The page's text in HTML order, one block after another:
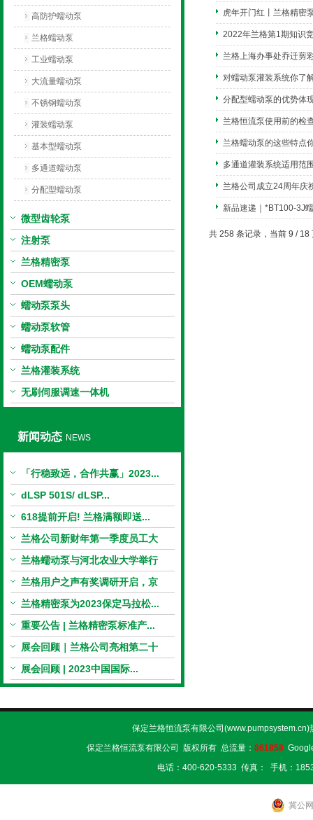
高防护蠕动泵
兰格蠕动泵
工业蠕动泵
大流量蠕动泵
不锈钢蠕动泵
灌装蠕动泵
基本型蠕动泵
多通道蠕动泵
分配型蠕动泵
微型齿轮泵
注射泵
兰格精密泵
OEM蠕动泵
蠕动泵泵头
蠕动泵软管
蠕动泵配件
兰格灌装系统
无刷伺服调速一体机
新闻动态 NEWS
「行稳致远，合作共赢」2023...
dLSP 501S/ dLSP...
618提前开启! 兰格满额即送...
兰格公司新财年第一季度员工大
会...
兰格蠕动泵与河北农业大学举行
校...
兰格用户之声有奖调研开启，京
东...
兰格精密泵为2023保定马拉松...
重要公告 | 兰格精密泵标准产...
展会回顾｜兰格公司亮相第二十
二...
展会回顾 | 2023中国国际...
虎年开门红丨兰格精密
2022年兰格第1期知识
兰格上海办事处乔迁剪
对蠕动泵灌装系统你了
分配型蠕动泵的优势体
兰格恒流泵使用前的检
兰格蠕动泵的这些特点
多通道灌装系统适用范
兰格公司成立24周年庆
新品速递｜*BT100-3J
共 258 条记录，当前 9 /
保定兰格恒流泵有限公司(www.pumpsystem.cn)
保定兰格恒流泵有限公司 版权所有 总流量： 861858
电话：400-620-5333 传真： 手机：
冀公